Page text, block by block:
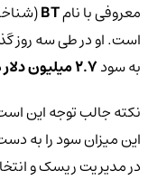
معروفی با نامBT
است. او در طی سه روز
به سود۲.۷ میلیون دلار
نکته جالب توجه این
این میزان سود را به
در مدیریت ریسک و